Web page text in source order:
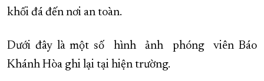
khối đá đến nơi an toàn.
Dưới đây là một số hình ảnh phóng viên Báo
Khánh Hòa ghi lại tại hiện trường.